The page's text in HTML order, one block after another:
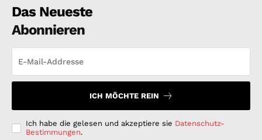
Das Neueste
Abonnieren
ICH MÖCHTE REIN
Ich habe die gelesen und akzeptiere sie Datenschutz-
Bestimmungen.